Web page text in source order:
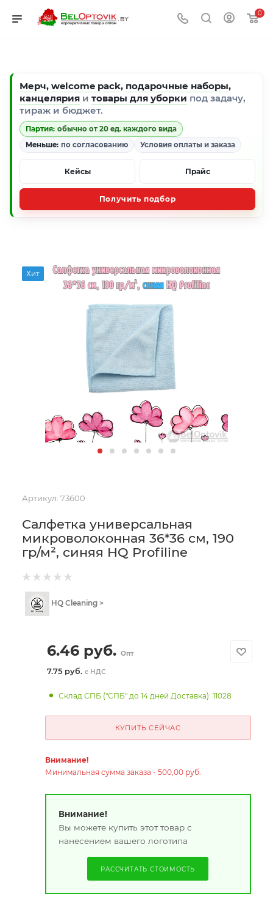
0
Мерч, welcome pack, подарочные наборы,
канцелярия и товары для уборки под задачу,
тираж и бюджет.
Партия: обычно от 20 ед. каждого вида
Меньше: по согласованию Условия оплаты и заказа
Кейсы Прайс
Получить подбор
Хит
Артикул: 73600
Салфетка универсальная
микроволоконная 36*36 см, 190
гр/м², синяя HQ Profiline
HQ Cleaning >
6.46руб. Опт
7.75 руб. с НДС
Склад СПБ ("СПБ" до 14 дней Доставка): 11028
КУПИТЬ СЕЙЧАС
Внимание!
Минимальная сумма заказа - 500,00 руб.
Внимание!
Вы можете купить этот товар с
нанесением вашего логотипа
РАССЧИТАТЬ СТОИМОСТЬ